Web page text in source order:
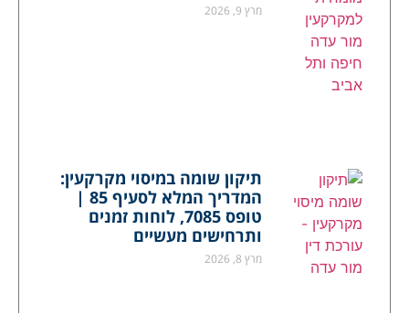
מרץ 9, 2026
תיקון שומה במיסוי מקרקעין:
המדריך המלא לסעיף 85 |
טופס 7085, לוחות זמנים
ותרחישים מעשיים
מרץ 8, 2026